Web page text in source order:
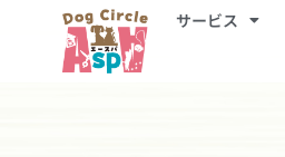
サービス